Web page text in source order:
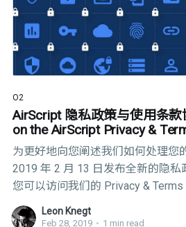
O2
AirScript 隐私政策与使用条
on the AirScript Privacy &
为更好地向您阐述我们如何处理您
2019 年 2 月 13 日发布全新的隐私
您可以访问我们的 Privacy &
本。
Leon Knegt
Feb 28, 2019 • 1 min read